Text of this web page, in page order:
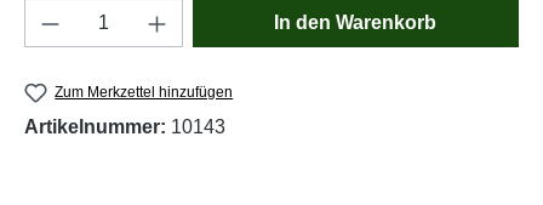
Produkt Anzahl: Gib den gewünschten
In den Warenkorb
Zum Merkzettel hinzufügen
Artikelnummer: 10143